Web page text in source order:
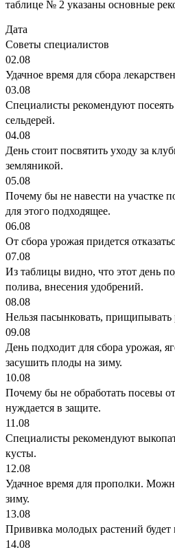
таблице № 2 указаны основные
Дата
Советы специалистов
02.08
Удачное время для сбора
03.08
Специалисты рекомендуют
сельдерей.
04.08
День стоит посвятить уходу за
земляникой.
05.08
Почему бы не навести на участке
для этого подходящее.
06.08
От сбора урожая придется
07.08
Из таблицы видно, что этот день
полива, внесения удобрений.
08.08
Нельзя пасынковать, прищипывать
09.08
День подходит для сбора урожая,
засушить плоды на зиму.
10.08
Почему бы не обработать посевы
нуждается в защите.
11.08
Специалисты рекомендуют
кусты.
12.08
Удачное время для прополки.
зиму.
13.08
Прививка молодых растений будет
14.08